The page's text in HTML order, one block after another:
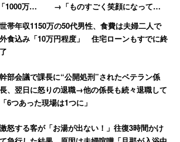
1000万円
円」だっ
→「ものすごく笑顔になって、
その場で退職届を書かされまし
た」
世帯年収1150万の50代男性、食費は夫婦二人で
外食込み「10万円程度」 住宅ローンもすでに終
了
幹部会議で課長に“公開処刑”されたベテラン係
長、翌日に怒りの退職→他の係長も続々退職して
「6つあった現場は1つに」
激怒する客が「お湯が出ない！」往復3時間かけ